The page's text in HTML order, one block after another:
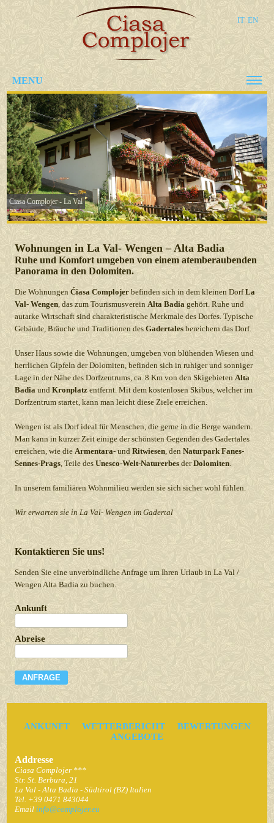
MENU
IT EN
Ciasa Complojer - La Val
Wohnungen in La Val- Wengen – Alta Badia
Ruhe und Komfort umgeben von einem atemberaubenden
Panorama in den Dolomiten.
Die WohnungenĆiasa Complojerbefinden sich in dem kleinen DorfLa
Val- Wengen, das zum Tourismusverein Alta Badia gehört. Ruhe und
autarke Wirtschaft sind charakteristische Merkmale des Dorfes. Typische
Gebäude, Bräuche und Traditionen des Gadertalesbereichern das Dorf.
Unser Haus sowie die Wohnungen, umgeben von blühenden Wiesen und
herrlichen Gipfeln der Dolomiten, befinden sich in ruhiger und sonniger
Lage in der Nähe des Dorfzentrums, ca. 8 Km von den SkigebietenAlta
Badia und Kronplatzentfernt. Mit dem kostenlosen Skibus, welcher im
Dorfzentrum startet, kann man leicht diese Ziele erreichen.
Wengen ist als Dorf ideal für Menschen, die gerne in die Berge wandern.
Man kann in kurzer Zeit einige der schönsten Gegenden des Gadertales
erreichen, wie dieArmentara- und Ritwiesen, den Naturpark Fanes-
Sennes-Prags, Teile des Unesco-Welt-NaturerbesderDolomiten.
In unserem familiären Wohnmilieu werden sie sich sicher wohl fühlen.
Wir erwarten sie in La Val- Wengen im Gadertal
Kontaktieren Sie uns!
Senden Sie eine unverbindliche Anfrage um Ihren Urlaub in La Val /
Wengen Alta Badia zu buchen.
Ankunft
Abreise
ANKUNFT WETTERBERICHT
BEWERTUNGEN
ANGEBOTE
Addresse
Ciasa Complojer ***
Str. St. Berbura, 21
La Val - Alta Badia - Südtirol (BZ) Italien
Tel. +39 0471 843044
Email info@complojer.eu